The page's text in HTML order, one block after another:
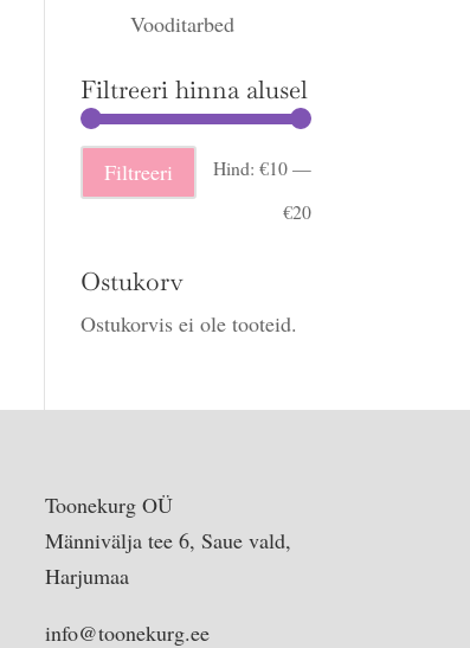
Vooditarbed
Filtreeri hinna alusel
Minimaalne
hind
Maksimaalne
hind
Filtreeri Hind: €10—
€20
Ostukorv
Ostukorvis ei ole tooteid.
Toonekurg OÜ
Männivälja tee 6, Saue vald,
Harjumaa
info@toonekurg.ee